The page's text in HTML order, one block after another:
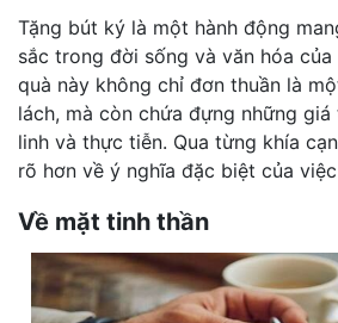
Tặng bút ký là một hành động
sắc trong đời sống và văn hóa
quà này không chỉ đơn thuần là
lách, mà còn chứa đựng những
linh và thực tiễn. Qua từng khía
rõ hơn về ý nghĩa đặc biệt của
Về mặt tinh thần